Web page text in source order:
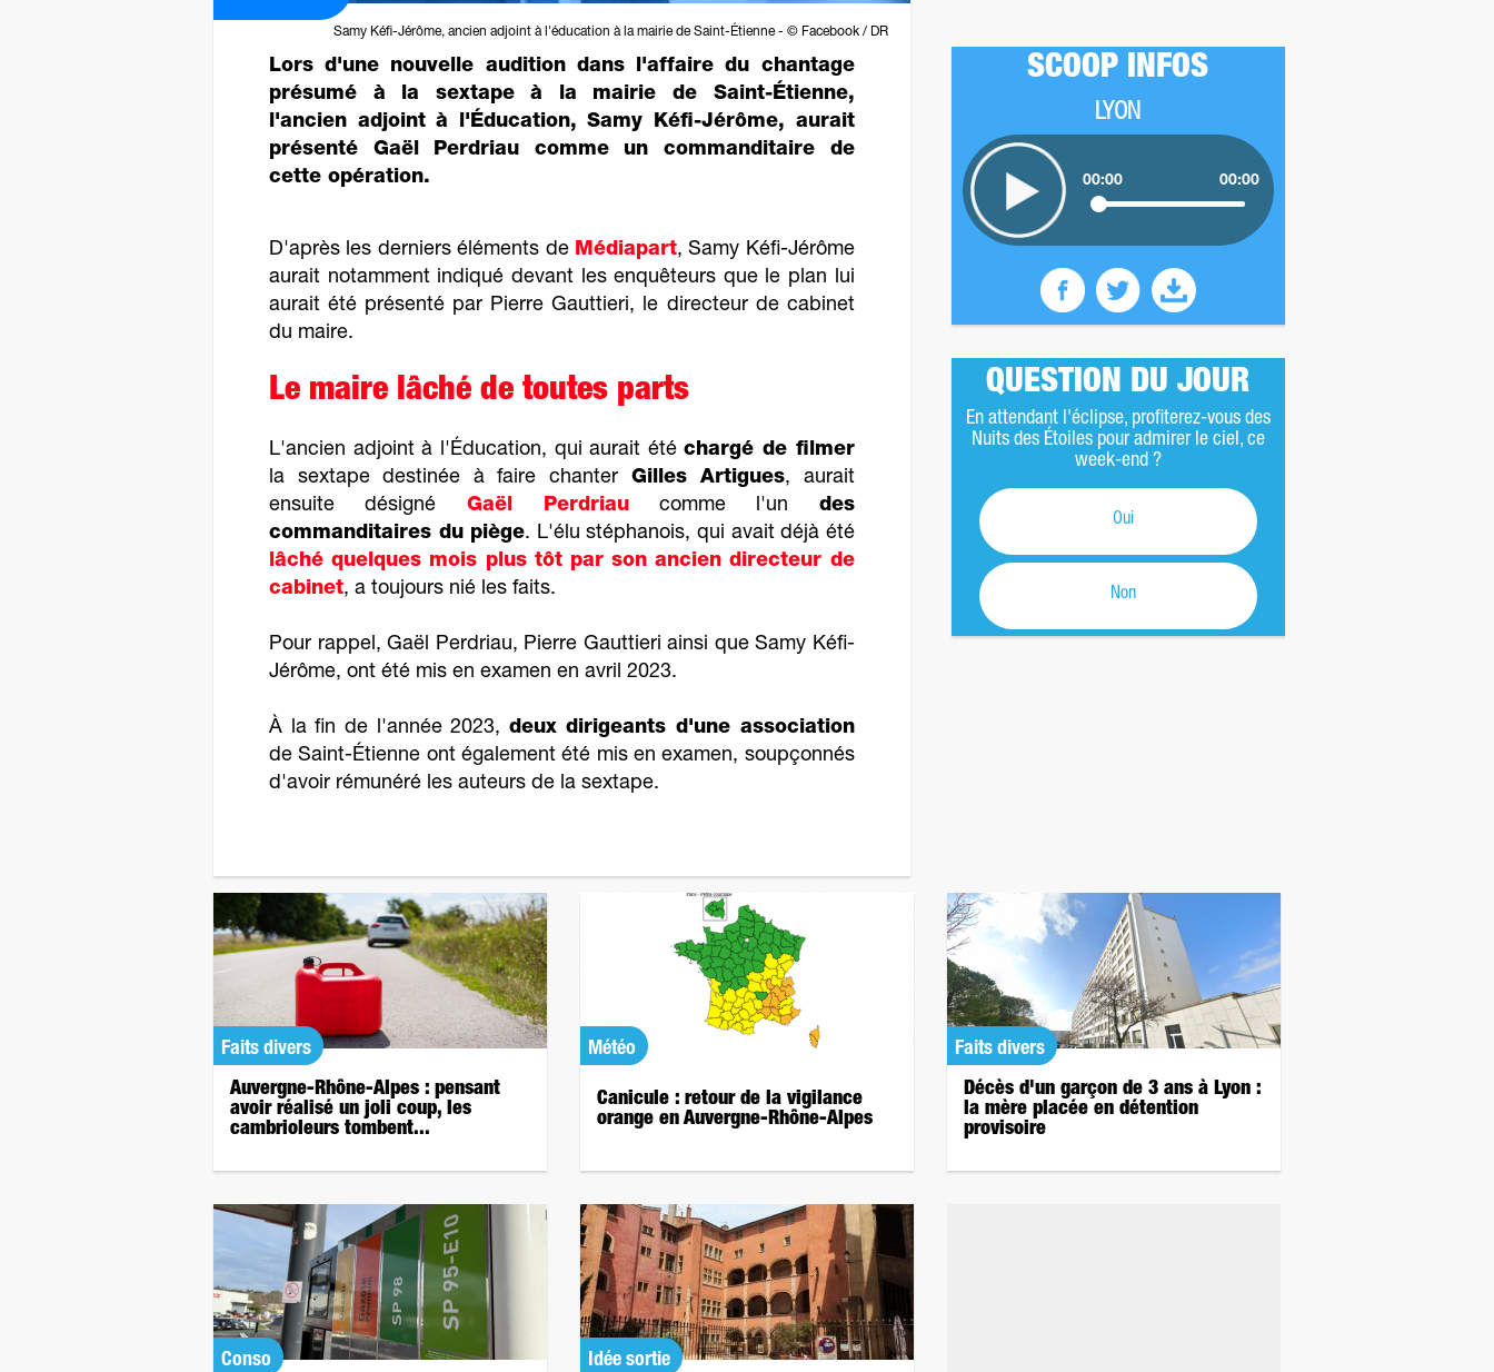
Samy Kéfi-Jérôme, ancien adjoint à l'éducation à la mairie de Saint-Étienne - © Facebook / DR
Lors d'une nouvelle audition dans l'affaire du chantage
présumé à la sextape à la mairie de Saint-Étienne,
l'ancien adjoint à l'Éducation, Samy Kéfi-Jérôme, aurait
présenté Gaël Perdriau comme un commanditaire de
cette opération.
D'après les derniers éléments de Médiapart, Samy Kéfi-Jérôme
aurait notamment indiqué devant les enquêteurs que le plan lui
aurait été présenté par Pierre Gauttieri, le directeur de cabinet
du maire.
Le maire lâché de toutes parts
L'ancien adjoint à l'Éducation, qui aurait étéchargé de filmer
la sextape destinée à faire chanter Gilles Artigues, aurait
ensuite désigné Gaël Perdriaucomme l'un des
commanditaires du piège. L'élu stéphanois, qui avait déjà été
lâché quelques mois plus tôt par son ancien directeur de
cabinet, a toujours nié les faits.
Pour rappel, Gaël Perdriau, Pierre Gauttieri ainsi que Samy Kéfi-
Jérôme, ont été mis en examen en avril 2023.
À la fin de l'année 2023, deux dirigeants d'une association
de Saint-Étienne ont également été mis en examen, soupçonnés
d'avoir rémunéré les auteurs de la sextape.
SCOOP INFOS
LYON
00:00 00:00
QUESTION DU JOUR
En attendant l'éclipse, profiterez-vous des
Nuits des Étoiles pour admirer le ciel, ce
week-end ?
Oui
Non
Faits divers
Auvergne-Rhône-Alpes : pensant
avoir réalisé un joli coup, les
cambrioleurs tombent...
Météo
Canicule : retour de la vigilance
orange en Auvergne-Rhône-Alpes
Faits divers
Décès d'un garçon de 3 ans à Lyon :
la mère placée en détention
provisoire
Conso
Idée sortie